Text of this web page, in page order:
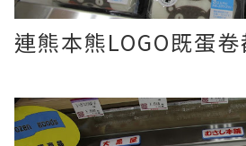
連熊本熊LOGO既蛋